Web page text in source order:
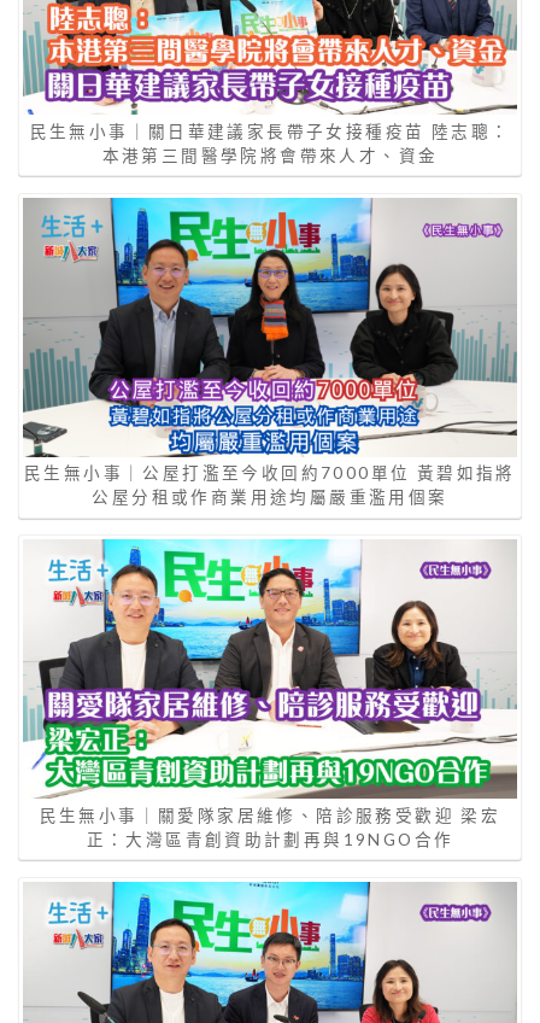
民生無小事｜關日華建議家長帶子女接種疫苗 陸志聰：
本港第三間醫學院將會帶來人才、資金
民生無小事｜公屋打濫至今收回約7000單位 黃碧如指將
公屋分租或作商業用途均屬嚴重濫用個案
民生無小事｜關愛隊家居維修、陪診服務受歡迎 梁宏
正：大灣區青創資助計劃再與19NGO合作